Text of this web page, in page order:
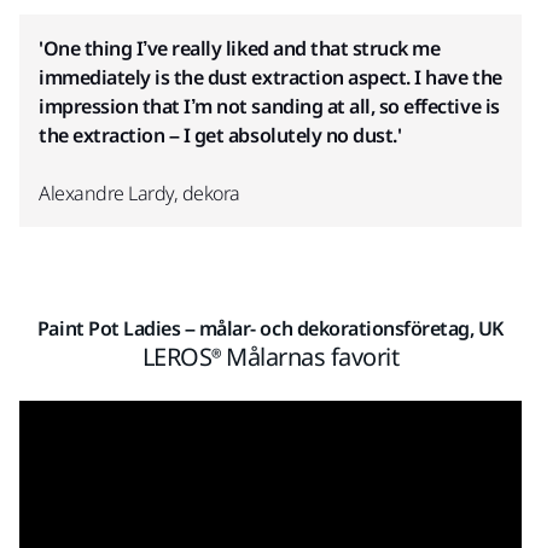
'One thing I’ve really liked and that struck me
immediately is the dust extraction aspect.I have the
impression that I’m not sanding at all, so effective is
the extraction – I get absolutely no dust.'
Alexandre Lardy, dekora
Paint Pot Ladies – målar- och dekorationsföretag, UK
LEROS® Målarnas favorit